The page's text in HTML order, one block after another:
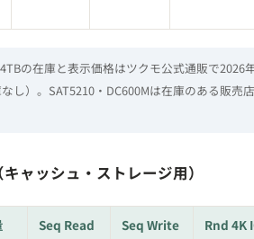
4TBの在庫と表示価格はツクモ公式通販で
し）。SAT5210・DC600Mは在庫のある販
ャッシュ・ストレージ用）
Seq Read Seq Write Rnd 4K